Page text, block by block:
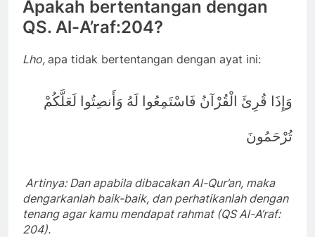
Apakah bertentangan dengan
QS. Al-A’raf:204?
Lho, apa tidak bertentangan dengan ayat ini:
وَإِذَا قُرِئَ الْقُرْآنُ فَاسْتَمِعُوا لَهُ وَأَنصِتُوا لَعَلَّكُمْ
تُرْحَمُونَ
Artinya: Dan apabila dibacakan Al-Qur’an, maka
dengarkanlah baik-baik, dan perhatikanlah dengan
tenang agar kamu mendapat rahmat (QS Al-A’raf:
204).